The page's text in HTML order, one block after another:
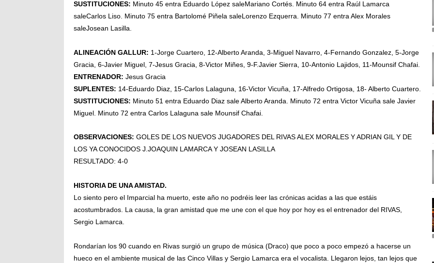
SUSTITUCIONES: Minuto 45 entra Eduardo López saleMariano Cortés. Minuto 64 entra Raúl Lamarca
saleCarlos Liso. Minuto 75 entra Bartolomé Piñela saleLorenzo Ezquerra. Minuto 77 entra Alex Morales
saleJosean Lasilla.
ALINEACIÓN GALLUR: 1-Jorge Cuartero, 12-Alberto Aranda, 3-Miguel Navarro, 4-Fernando Gonzalez, 5-Jorge
Gracia, 6-Javier Miguel, 7-Jesus Gracia, 8-Victor Miñes, 9-F.Javier Sierra, 10-Antonio Lajidos, 11-Mounsif Chafai.
ENTRENADOR: Jesus Gracia
SUPLENTES: 14-Eduardo Diaz, 15-Carlos Lalaguna, 16-Victor Vicuña, 17-Alfredo Ortigosa, 18- Alberto Cuartero.
SUSTITUCIONES: Minuto 51 entra Eduardo Diaz sale Alberto Aranda. Minuto 72 entra Victor Vicuña sale Javier
Miguel. Minuto 72 entra Carlos Lalaguna sale Mounsif Chafai.
OBSERVACIONES: GOLES DE LOS NUEVOS JUGADORES DEL RIVAS ALEX MORALES Y ADRIAN GIL Y DE
LOS YA CONOCIDOS J.JOAQUIN LAMARCA Y JOSEAN LASILLA
RESULTADO: 4-0
HISTORIA DE UNA AMISTAD.
Lo siento pero el Imparcial ha muerto, este año no podréis leer las crónicas acidas a las que estáis
acostumbrados. La causa, la gran amistad que me une con el que hoy por hoy es el entrenador del RIVAS,
Sergio Lamarca.
Rondarían los 90 cuando en Rivas surgió un grupo de música (Draco) que poco a poco empezó a hacerse un
hueco en el ambiente musical de las Cinco Villas y Sergio Lamarca era el vocalista. Llegaron lejos, tan lejos que